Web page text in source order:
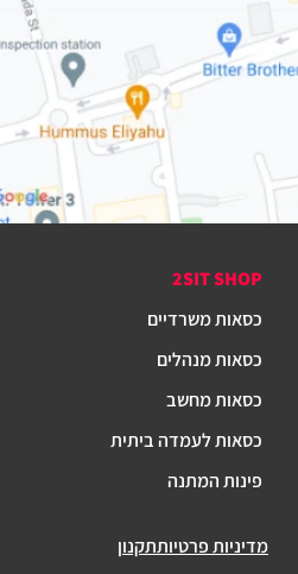
2SIT SHOP
כסאות משרדיים
כסאות מנהלים
כסאות מחשב
כסאות לעמדה ביתית
פינות המתנה
מדיניות פרטיותתקנון